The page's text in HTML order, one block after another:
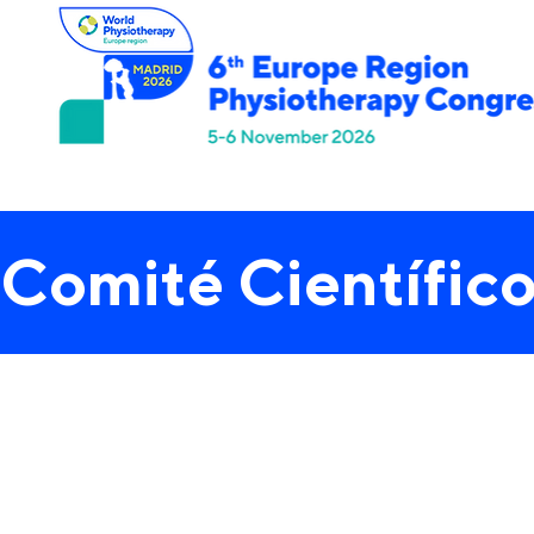
Comité Científico